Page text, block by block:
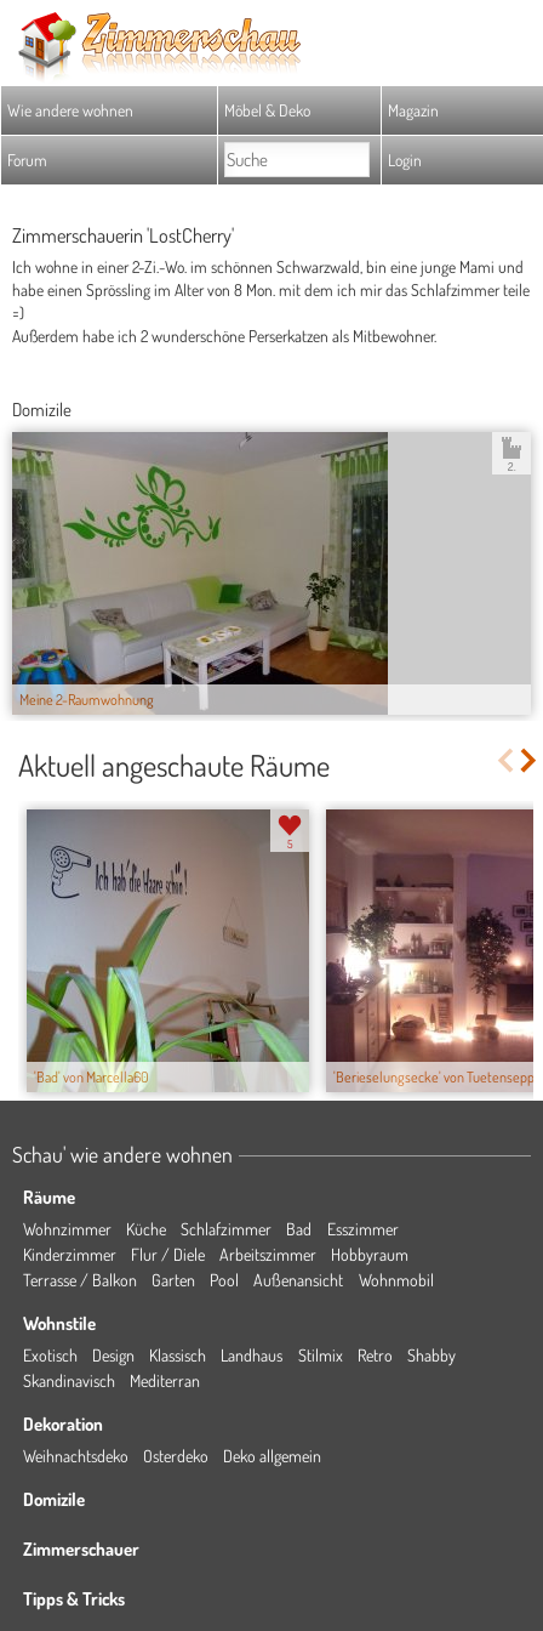
Wie andere wohnen Möbel & Deko Magazin
Forum Login
Zimmerschauerin 'LostCherry'
Ich wohne in einer 2-Zi.-Wo. im schönnen Schwarzwald, bin eine junge Mami und
habe einen Sprössling im Alter von 8 Mon. mit dem ich mir das Schlafzimmer teile
=)
Außerdem habe ich 2 wunderschöne Perserkatzen als Mitbewohner.
Domizile
Meine 2-Raumwohnung
2.
Aktuell angeschaute Räume
'Bad' von Marcella60
5
'Berieselungsecke' von Tuetensepp...
Schau' wie andere wohnen
Räume
Wohnzimmer Küche Schlafzimmer Bad
Esszimmer
Kinderzimmer
Flur / Diele Arbeitszimmer
Hobbyraum
Terrasse / Balkon
Garten Pool Außenansicht Wohnmobil
Wohnstile
Exotisch Design Klassisch Landhaus Stilmix Retro
Shabby
Skandinavisch
Mediterran
Dekoration
Weihnachtsdeko Osterdeko Deko allgemein
Domizile
Zimmerschauer
Tipps & Tricks